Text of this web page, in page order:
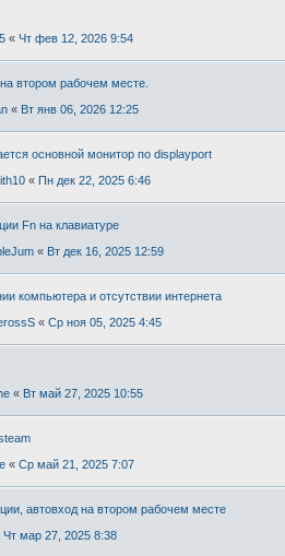
« Чт фев 12, 2026 9:54
втором рабочем месте.
« Вт янв 06, 2026 12:25
основной монитор по displayport
« Пн дек 22, 2025 6:46
Fn на клавиатуре
« Вт дек 16, 2025 12:59
компьютера и отсутствии интернета
« Ср ноя 05, 2025 4:45
« Вт май 27, 2025 10:55
« Ср май 21, 2025 7:07
автовход на втором рабочем месте
Чт мар 27, 2025 8:38